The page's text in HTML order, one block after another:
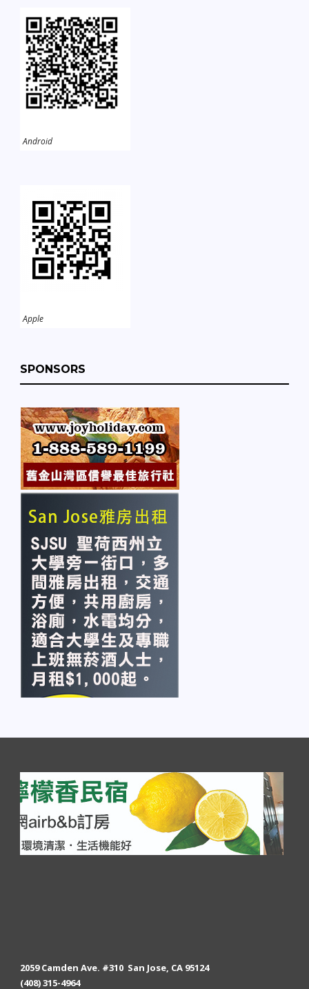
Android
Apple
SPONSORS
2059 Camden Ave. #310 San Jose, CA 95124
(408) 315-4964